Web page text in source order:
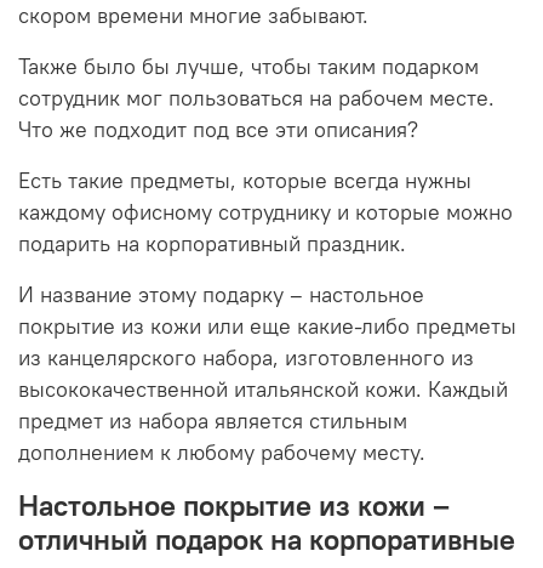
скором времени многие забывают.
Также было бы лучше, чтобы таким подарком
сотрудник мог пользоваться на рабочем месте.
Что же подходит под все эти описания?
Есть такие предметы, которые всегда нужны
каждому офисному сотруднику и которые можно
подарить на корпоративный праздник.
И название этому подарку – настольное
покрытие из кожи или еще какие-либо предметы
из канцелярского набора, изготовленного из
высококачественной итальянской кожи. Каждый
предмет из набора является стильным
дополнением к любому рабочему месту.
Настольное покрытие из кожи –
отличный подарок на корпоративные